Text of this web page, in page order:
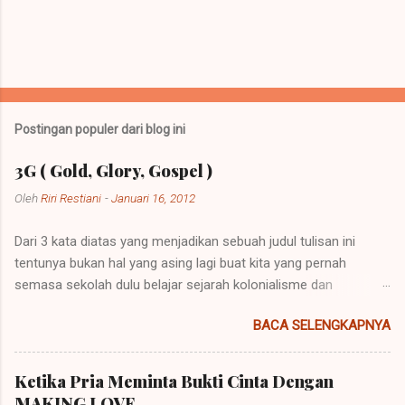
Postingan populer dari blog ini
3G ( Gold, Glory, Gospel )
OlehRiri Restiani -Januari 16, 2012
Dari 3 kata diatas yang menjadikan sebuah judul tulisan ini
tentunya bukan hal yang asing lagi buat kita yang pernah
semasa sekolah dulu belajar sejarah kolonialisme dan
bentuk kalimat yang mempunyai penjelasan yang berbeda
namun pada prinsipnya mempunyai maksud yang sama.
Imperialisme ialah sebuah kebijakan di mana sebuah negara
besar dapat memegang kendali atau pemerintahan atas daerah
BACA SELENGKAPNYA
Ketika Pria Meminta Bukti Cinta Dengan